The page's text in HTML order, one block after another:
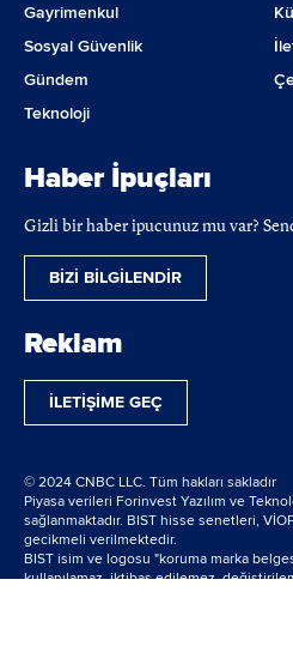
Gayrimenkul
Sosyal Güvenlik
Gündem
Teknoloji
Haber İpuçları
Gizli bir haber ipucunuz mu var?
BİZİ BİLGİLENDİR
Reklam
İLETİŞİME GEÇ
© 2024 CNBC LLC. Tüm hakları sakladır
Piyasa verileri Forinvest Yazılım ve
sağlanmaktadır. BIST hisse senetleri,
gecikmeli verilmektedir.
BIST isim ve logosu "koruma marka
kullanılamaz, iktibas edilemez,